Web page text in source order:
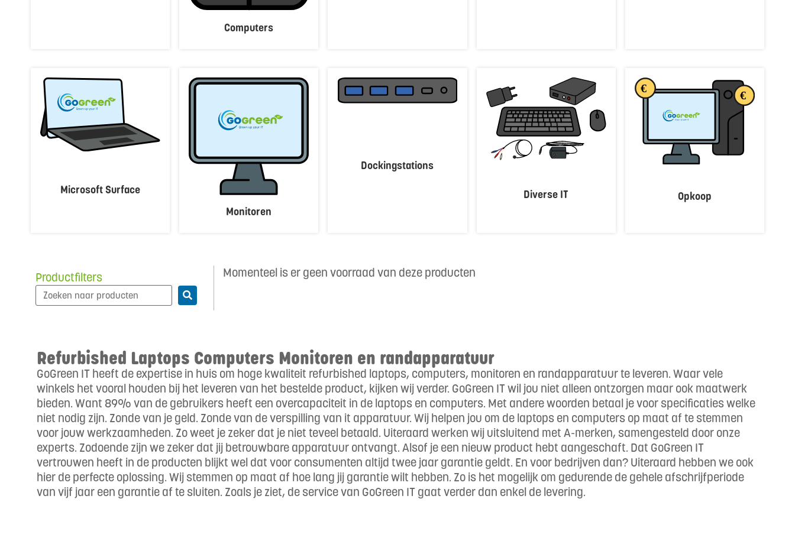
Computers
Microsoft Surface
Monitoren
Dockingstations
Diverse IT Opkoop
Productfilters Momenteel is er geen voorraad van deze producten
Refurbished Laptops Computers Monitoren en randapparatuur
GoGreen IT heeft de expertise in huis om hoge kwaliteit refurbished laptops, computers, monitoren en randapparatuur te leveren. Waar vele
winkels het vooral houden bij het leveren van het bestelde product, kijken wij verder. GoGreen IT wil jou niet alleen ontzorgen maar ook maatwerk
bieden. Want 89% van de gebruikers heeft een overcapaciteit in de laptops en computers. Met andere woorden betaal je voor specificaties welke
niet nodig zijn. Zonde van je geld. Zonde van de verspilling van it apparatuur. Wij helpen jou om de laptops en computers op maat af te stemmen
voor jouw werkzaamheden. Zo weet je zeker dat je niet teveel betaald. Uiteraard werken wij uitsluitend met A-merken, samengesteld door onze
experts. Zodoende zijn we zeker dat jij betrouwbare apparatuur ontvangt. Alsof je een nieuw product hebt aangeschaft. Dat GoGreen IT
vertrouwen heeft in de producten blijkt wel dat voor consumenten altijd twee jaar garantie geldt. En voor bedrijven dan? Uiteraard hebben we ook
hier de perfecte oplossing. Wij stemmen op maat af hoe lang jij garantie wilt hebben. Zo is het mogelijk om gedurende de gehele afschrijfperiode
van vijf jaar een garantie af te sluiten. Zoals je ziet, de service van GoGreen IT gaat verder dan enkel de levering.